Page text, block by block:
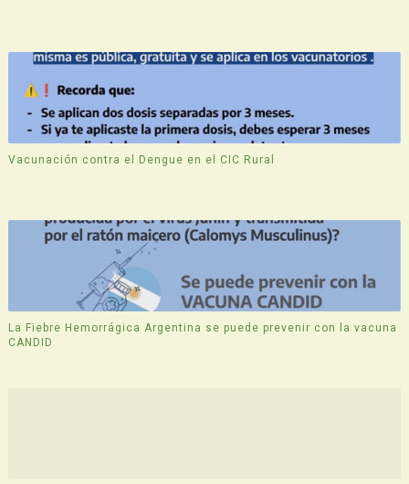
Vacunación contra el Dengue en el CIC Rural
La Fiebre Hemorrágica Argentina se puede prevenir con la vacuna
CANDID